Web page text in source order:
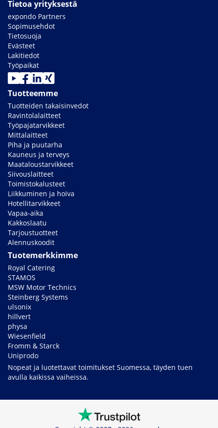
Tietoa yrityksestä
expondo Partners
Sopimusehdot
Tietosuoja
Evästeet
Lakitiedot
Työpaikat
Tuotteemme
Tuotteiden takaisinvedot
Ravintolalaitteet
Työpajatarvikkeet
Mittalaitteet
Piha ja puutarha
Kauneus ja terveys
Maataloustarvikkeet
Siivouslaitteet
Toimistokalusteet
Liikkuminen ja hoiva
Hotellitarvikkeet
Vapaa-aika
Kakkoslaatu
Tarjoustuotteet
Alennuskoodit
Tuotemerkkimme
Royal Catering
STAMOS
MSW Motor Technics
Steinberg Systems
ulsonix
hillvert
physa
Wiesenfield
Fromm & Starck
Uniprodo
Nopeat ja luotettavat toimitukset Suomessa, täyden tuen
avulla kaikissa vaiheissa.